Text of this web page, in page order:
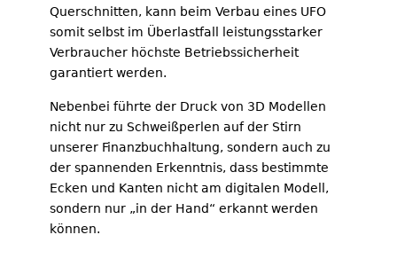
Querschnitten, kann beim Verbau eines UFO
somit selbst im Überlastfall leistungsstarker
Verbraucher höchste Betriebssicherheit
garantiert werden.
Nebenbei führte der Druck von 3D Modellen
nicht nur zu Schweißperlen auf der Stirn
unserer Finanzbuchhaltung, sondern auch zu
der spannenden Erkenntnis, dass bestimmte
Ecken und Kanten nicht am digitalen Modell,
sondern nur „in der Hand“ erkannt werden
können.